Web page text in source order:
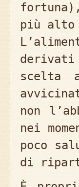
più alto
scelta
non
nei
poco
di